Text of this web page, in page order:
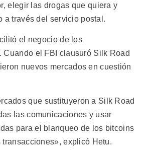
elegir las drogas que quiera y
a través del servicio postal.
el negocio de los
Cuando el FBI clausuró Silk Road
nuevos mercados en cuestión
que sustituyeron a Silk Road
las comunicaciones y usar
para el blanqueo de los bitcoins
explicó Hetu.